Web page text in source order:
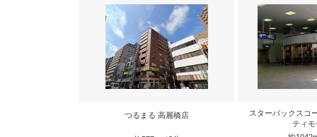
つるまる 高麗橋店
スターバックスコ
ティモ